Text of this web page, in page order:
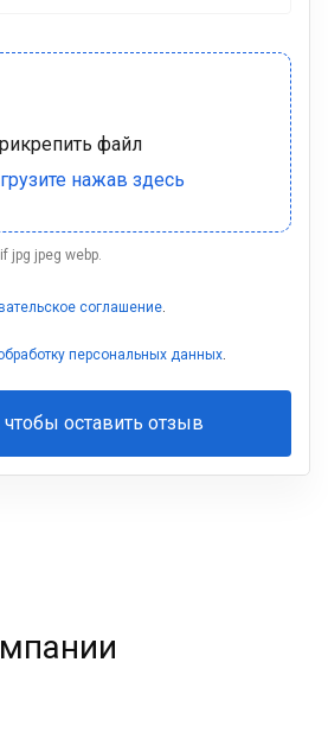
jpg jpeg webp.
соглашение.
персональных данных.
чтобы оставить отзыв